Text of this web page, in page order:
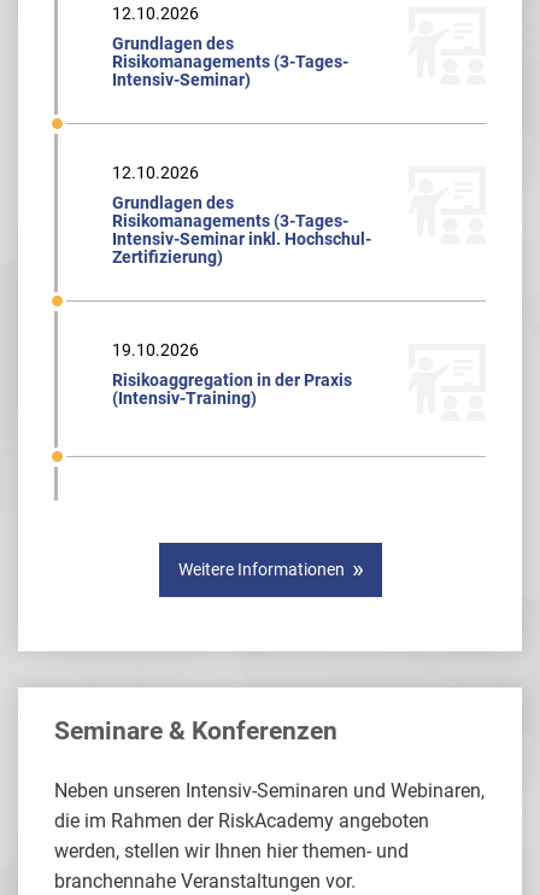
12.10.2026
Grundlagen des
Risikomanagements (3-Tages-
Intensiv-Seminar)
12.10.2026
Grundlagen des
Risikomanagements (3-Tages-
Intensiv-Seminar inkl. Hochschul-
Zertifizierung)
19.10.2026
Risikoaggregation in der Praxis
(Intensiv-Training)
Weitere Informationen
Seminare & Konferenzen
Neben unseren Intensiv-Seminaren und Webinaren,
die im Rahmen der RiskAcademy angeboten
werden, stellen wir Ihnen hier themen- und
branchennahe Veranstaltungen vor.